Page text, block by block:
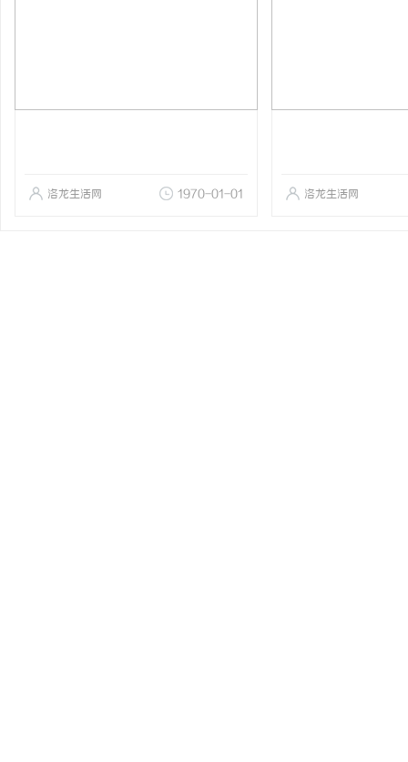
洛龙生活网 1970-01-01 洛龙生活网